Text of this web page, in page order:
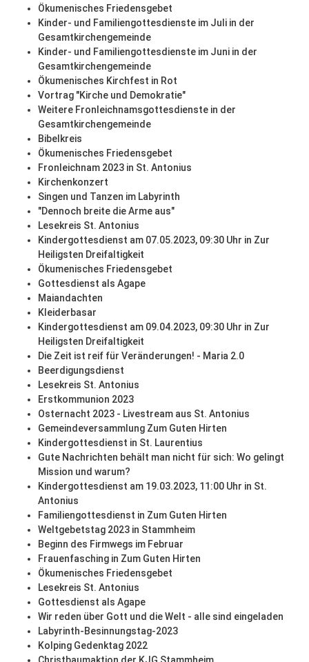
Ökumenisches Friedensgebet
Kinder- und Familiengottesdienste im Juli in der
Gesamtkirchengemeinde
Kinder- und Familiengottesdienste im Juni in der
Gesamtkirchengemeinde
Ökumenisches Kirchfest in Rot
Vortrag "Kirche und Demokratie"
Weitere Fronleichnamsgottesdienste in der
Gesamtkirchengemeinde
Bibelkreis
Ökumenisches Friedensgebet
Fronleichnam 2023 in St. Antonius
Kirchenkonzert
Singen und Tanzen im Labyrinth
"Dennoch breite die Arme aus"
Lesekreis St. Antonius
Kindergottesdienst am 07.05.2023, 09:30 Uhr in Zur
Heiligsten Dreifaltigkeit
Ökumenisches Friedensgebet
Gottesdienst als Agape
Maiandachten
Kleiderbasar
Kindergottesdienst am 09.04.2023, 09:30 Uhr in Zur
Heiligsten Dreifaltigkeit
Die Zeit ist reif für Veränderungen! - Maria 2.0
Beerdigungsdienst
Lesekreis St. Antonius
Erstkommunion 2023
Osternacht 2023 - Livestream aus St. Antonius
Gemeindeversammlung Zum Guten Hirten
Kindergottesdienst in St. Laurentius
Gute Nachrichten behält man nicht für sich: Wo gelingt
Mission und warum?
Kindergottesdienst am 19.03.2023, 11:00 Uhr in St.
Antonius
Familiengottesdienst in Zum Guten Hirten
Weltgebetstag 2023 in Stammheim
Beginn des Firmwegs im Februar
Frauenfasching in Zum Guten Hirten
Ökumenisches Friedensgebet
Lesekreis St. Antonius
Gottesdienst als Agape
Wir reden über Gott und die Welt - alle sind eingeladen
Labyrinth-Besinnungstag-2023
Kolping Gedenktag 2022